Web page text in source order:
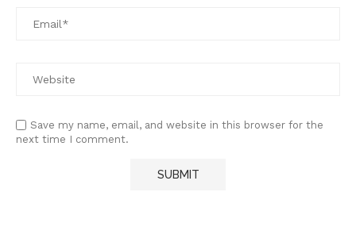
Save my name, email, and website in this browser for the
next time I comment.